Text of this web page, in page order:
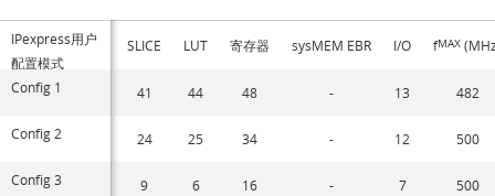
IPexpress用户
配置模式
SLICE LUT 寄存器 sysMEM EBR I/O fMAX
Config 1 41 44 48 - 13 482
Config 2 24 25 34 - 12 500
Config 3 9 6 16 - 7 500